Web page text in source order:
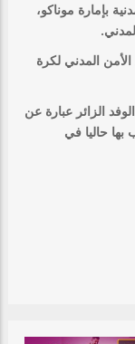
بإمارة موناكو،
المدني لكرة
الزائر عبارة عن
حاليا في